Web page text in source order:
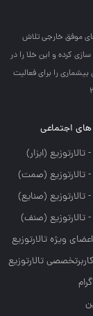
هاي موفق خارجي تلاش
كرده و اين خلا را در
را براي فعاليت
اجتماعی
تالارتوزيع (ابزار)
- تالارتوزيع (صمت)
- تالارتوزيع (صنايع)
- تالارتوزیع (صنف)
ویژه تالارتوزیع
تالارتوزیع